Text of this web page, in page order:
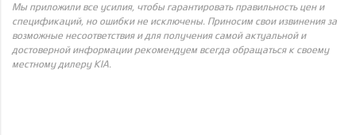
Мы приложили все усилия, чтобы гарантировать правильность цен и
спецификаций, но ошибки не исключены. Приносим свои извинения за
возможные несоответствия и для получения самой актуальной и
достоверной информации рекомендуем всегда обращаться к своему
местному дилеру KIA.